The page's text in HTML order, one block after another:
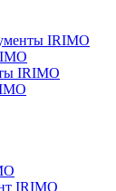
IRIMO
IRIMO
IRIMO